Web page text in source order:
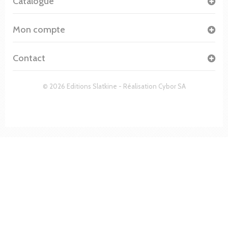
© 2026 Editions Slatkine - Réalisation Cybor SA
Mon compte
Contact